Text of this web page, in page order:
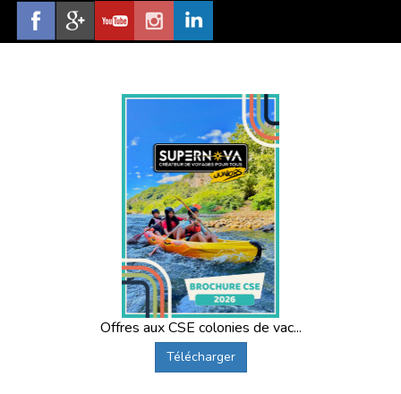
Offres aux CSE colonies de vac...
Télécharger